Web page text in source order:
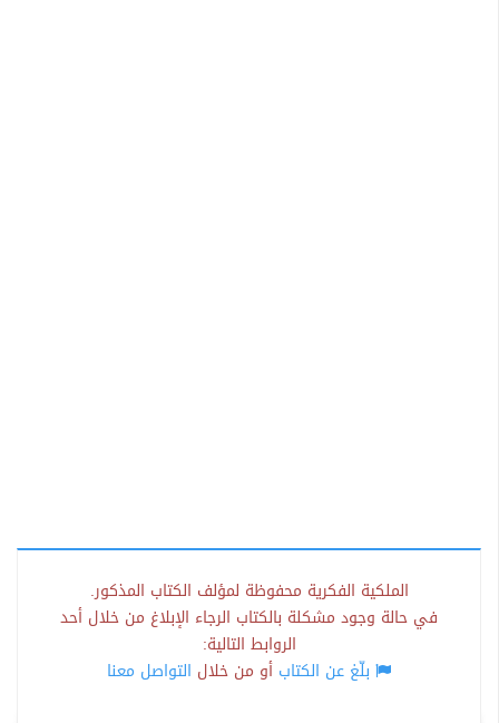
الملكية الفكرية محفوظة لمؤلف الكتاب المذكور.
في حالة وجود مشكلة بالكتاب الرجاء الإبلاغ من خلال أحد
الروابط التالية:
بلّغ عن الكتاب أو من خلال التواصل معنا